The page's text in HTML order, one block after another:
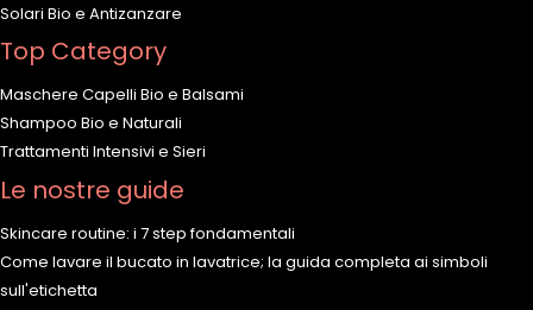
Solari Bio e Antizanzare
Top Category
Maschere Capelli Bio e Balsami
Shampoo Bio e Naturali
Trattamenti Intensivi e Sieri
Le nostre guide
Skincare routine: i 7 step fondamentali
Come lavare il bucato in lavatrice; la guida completa ai simboli
sull'etichetta